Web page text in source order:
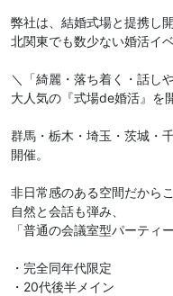
弊社は、結婚式場と提携し
北関東でも数少ない婚活イ
＼「綺麗・落ち着く・話し
大人気の『式場de婚活』を
群馬・栃木・埼玉・茨城・
開催。
非日常感のある空間だからこ
自然と会話も弾み、
「普通の会議室型パーティ
・完全同年代限定
・20代後半メイン